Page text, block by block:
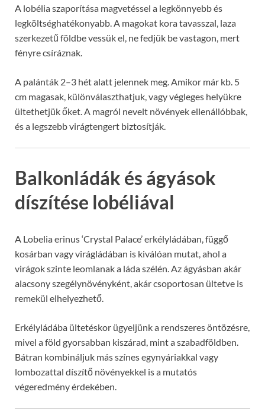
A lobélia szaporítása magvetéssel a legkönnyebb és
legköltséghatékonyabb. A magokat kora tavasszal, laza
szerkezetű földbe vessük el, ne fedjük be vastagon, mert
fényre csíráznak.
A palánták 2–3 hét alatt jelennek meg. Amikor már kb. 5
cm magasak, különválaszthatjuk, vagy végleges helyükre
ültethetjük őket. A magról nevelt növények ellenállóbbak,
és a legszebb virágtengert biztosítják.
Balkonládák és ágyások
díszítése lobéliával
A Lobelia erinus ‘Crystal Palace’ erkélyládában, függő
kosárban vagy virágládában is kiválóan mutat, ahol a
virágok szinte leomlanak a láda szélén. Az ágyásban akár
alacsony szegélynövényként, akár csoportosan ültetve is
remekül elhelyezhető.
Erkélyládába ültetéskor ügyeljünk a rendszeres öntözésre,
mivel a föld gyorsabban kiszárad, mint a szabadföldben.
Bátran kombináljuk más színes egynyáriakkal vagy
lombozattal díszítő növényekkel is a mutatós
végeredmény érdekében.